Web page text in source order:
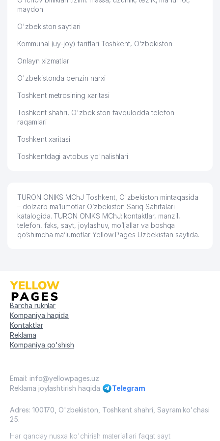
49 CARAVAN GROUP MChJ 788 м
50
APOLLONIYA MEDICAL SERVICE
XALQARO MAKTABI
52 ISSIQLIKQUVVATTA'MIR MChJ
53 ANTI-KORROZIYA SERVICE MChJ
BAMBI LAND MChJ
55 ART HOTELS MChJ
56 PAXTASANOAT ILMIY MARKAZI AJ
58 DILRUZ MChJ 907 м
59 FOTOEFFEKT MChJ 911 м
62
YAKKASAROY ADVOKATLARI
ADVOKATLAR KOLLEGIYASI
63
ANVAR'S GUESTS OILAVIY
KORXONASI
maydon
O'zbekiston saytlari
Kommunal (uy-joy) tariflari Toshkent, O‘zbekiston
Onlayn xizmatlar
O'zbekistonda benzin narxi
Toshkent metrosining xaritasi
Toshkent shahri, O'zbekiston favqulodda telefon
raqamlari
Toshkent xaritasi
Toshkentdagi avtobus yo'nalishlari
TURON ONIKS MChJ Toshkent, O'zbekiston mintaqasida
– dolzarb ma’lumotlar O’zbekiston Sariq Sahifalari
katalogida. TURON ONIKS MChJ: kontaktlar, manzil,
telefon, faks, sayt, joylashuv, mo’ljallar va boshqa
qo’shimcha ma’lumotlar Yellow Pages Uzbekistan saytida.
Barcha ruknlar
Kompaniya haqida
Kontaktlar
Reklama
Kompaniya qo'shish
Email: info@yellowpages.uz
Reklama joylashtirish haqida
Telegram
Adres: 100170, O'zbekiston, Toshkent shahri, Sayram ko'chasi
25.
Har qanday nusxa ko'chirish materiallari faqat sayt